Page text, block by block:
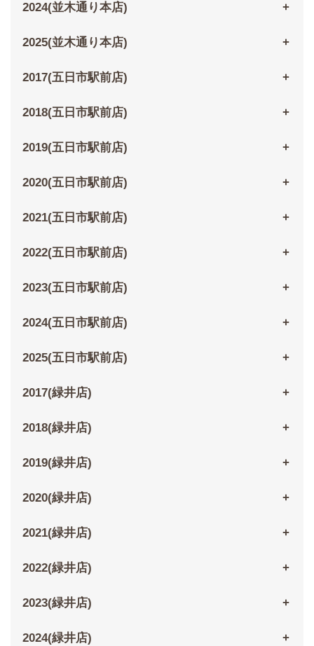
2024(並木通り本店)
2025(並木通り本店)
2017(五日市駅前店)
2018(五日市駅前店)
2019(五日市駅前店)
2020(五日市駅前店)
2021(五日市駅前店)
2022(五日市駅前店)
2023(五日市駅前店)
2024(五日市駅前店)
2025(五日市駅前店)
2017(緑井店)
2018(緑井店)
2019(緑井店)
2020(緑井店)
2021(緑井店)
2022(緑井店)
2023(緑井店)
2024(緑井店)